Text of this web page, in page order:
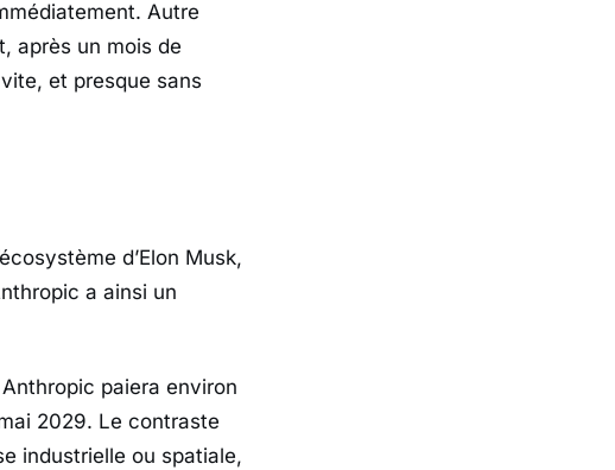
Autre
après un mois de
et presque sans
d’Elon Musk,
a ainsi un
Anthropic paiera environ
2029. Le contraste
industrielle ou spatiale,